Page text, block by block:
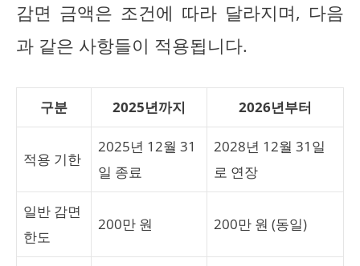
감면 금액은 조건에 따라 달라지며, 다음
과 같은 사항들이 적용됩니다.
구분 2025년까지 2026년부터
적용 기한
2025년 12월 31
일 종료
2028년 12월 31일
로 연장
일반 감면
한도
200만 원 200만 원 (동일)